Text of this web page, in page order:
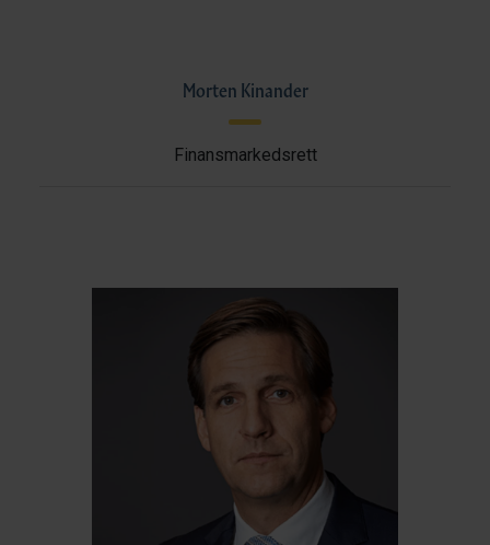
Morten Kinander
Finansmarkedsrett